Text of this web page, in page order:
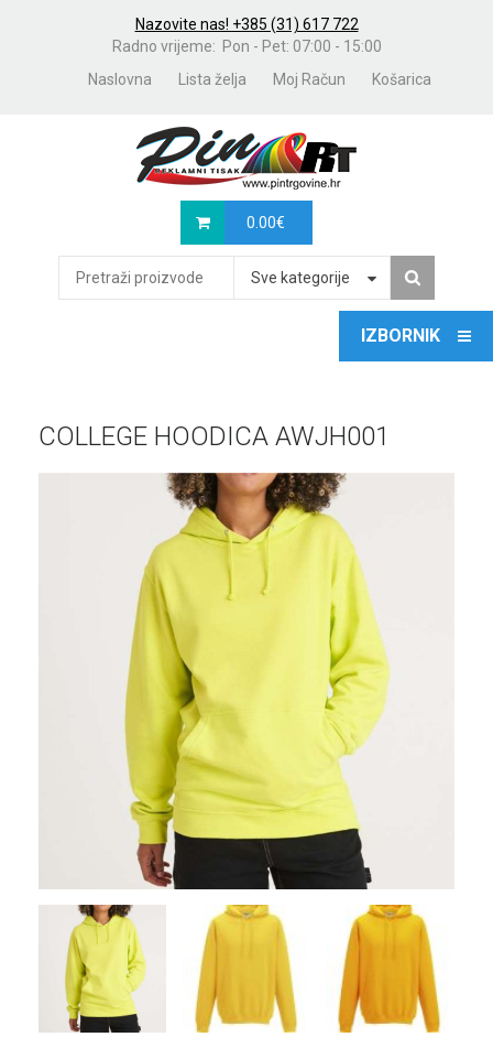
Nazovite nas! +385 (31) 617 722
Radno vrijeme: Pon - Pet: 07:00 - 15:00
Naslovna
Lista želja Moj Račun Košarica
0.00€
Sve kategorije
COLLEGE HOODICA AWJH001